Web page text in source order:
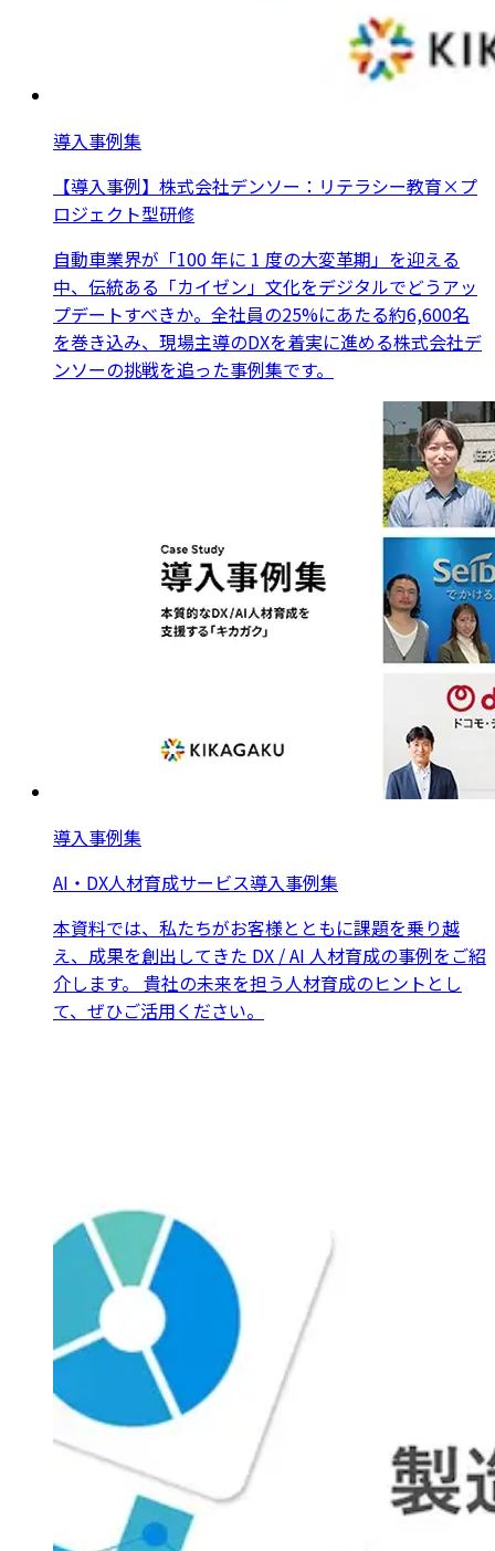
導入事例集
【導入事例】株式会社デンソー：リテラシー教育×プ
ロジェクト型研修
自動車業界が「100 年に 1 度の大変革期」を迎える
中、伝統ある「カイゼン」文化をデジタルでどうアッ
プデートすべきか。全社員の25%にあたる約6,600名
を巻き込み、現場主導のDXを着実に進める株式会社デ
ンソーの挑戦を追った事例集です。
導入事例集
AI・DX人材育成サービス導入事例集
本資料では、私たちがお客様とともに課題を乗り越
え、成果を創出してきた DX / AI 人材育成の事例をご紹
介します。 貴社の未来を担う人材育成のヒントとし
て、ぜひご活用ください。